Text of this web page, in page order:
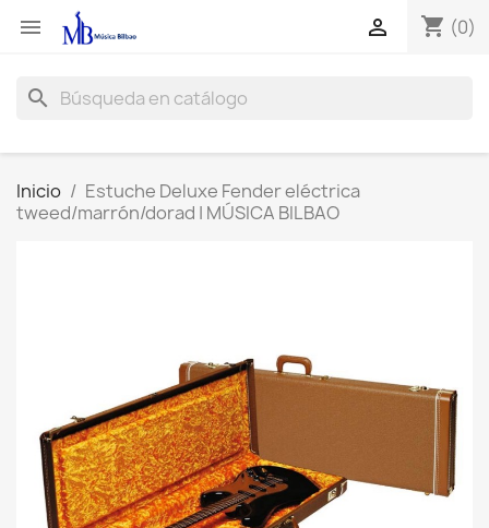
 shopping_cart (0)

search
Inicio
Estuche Deluxe Fender eléctrica
tweed/marrón/dorad | MÚSICA BILBAO